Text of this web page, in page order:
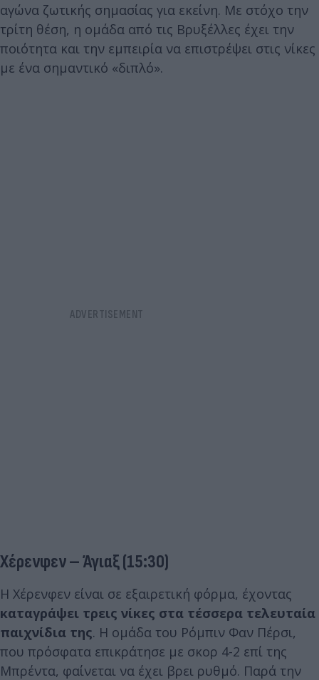
αγώνα ζωτικής σημασίας για εκείνη. Με στόχο την
τρίτη θέση, η ομάδα από τις Βρυξέλλες έχει την
ποιότητα και την εμπειρία να επιστρέψει στις νίκες
με ένα σημαντικό «διπλό».
Χέρενφεν – Άγιαξ (15:30)
Η Χέρενφεν είναι σε εξαιρετική φόρμα, έχοντας
καταγράψει τρεις νίκες στα τέσσερα τελευταία
παιχνίδια της. Η ομάδα του Ρόμπιν Φαν Πέρσι,
που πρόσφατα επικράτησε με σκορ 4-2 επί της
Μπρέντα, φαίνεται να έχει βρει ρυθμό. Παρά την